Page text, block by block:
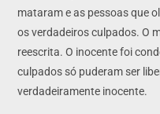
mataram e as pessoas que
os verdadeiros culpados. O
reescrita. O inocente foi
culpados só puderam ser
verdadeiramente inocente.